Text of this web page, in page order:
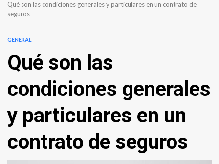
Qué son las condiciones generales y particulares en un contrato de
seguros
GENERAL
Qué son las
condiciones generales
y particulares en un
contrato de seguros